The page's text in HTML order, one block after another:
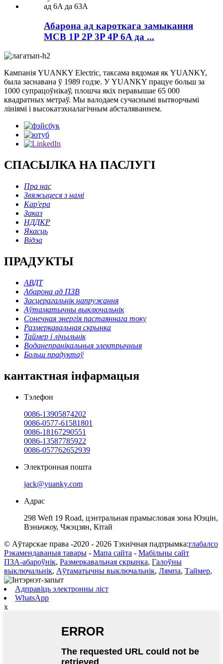
Абарона ад кароткага замыкання
MCB 1P 2P 3P 4P 6A да ...
Кампанія YUANKY Electric, таксама вядомая як YUANKY,
была заснавана ў 1989 годзе. У YUANKY працуе больш за
1000 супрацоўнікаў, плошча якіх перавышае 65 000
квадратных метраў. Мы валодаем сучаснымі вытворчымі
лініямі і высокатэхналагічным абсталяваннем.
СПАСЫЛКА НА ПАСЛУГІ
Пра нас
Звяжыцеся з намі
Кар'ера
Заказ
НДДКР
Якасць
Відэа
ПРАДУКТЫ
АВДТ
Абарона ад ПЗВ
Засцерагальнік напружання
Аўтаматычны выключальнік
Сонечная энергія пастаяннага току
Размеркавальная скрынка
Таймер і лічыльнік
Воданепранікальныя электрычныя
Больш прадуктаў
кантактная інфармацыя
Тэлефон
0086-13905874202
0086-0577-61581801
0086-18167290551
0086-13587785922
0086-057762652939
Электронная пошта
jack@yuanky.com
Адрас
298 Weft 19 Road, цэнтральная прамысловая зона Юэцін,
Вэньчжоу, Чжэцзян, Кітай
© Аўтарскае права -2020 - 2026 Тэхнічная падтрымка:глабалсо
Рэкамендаваныя тавары - Мапа сайта - Мабільны сайт
ПЗА-абароўнік, Размеркавальная скрынка, Галоўны
выключальнік, Аўтаматычны выключальнік, Лямпа, Таймер,
Адправіць электронны ліст
WhatsApp
x